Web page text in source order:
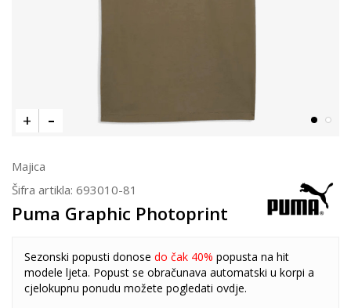
Majica
Šifra artikla: 693010-81
Puma Graphic Photoprint
Sezonski popusti donose do čak 40% popusta na hit
modele ljeta. Popust se obračunava automatski u korpi a
cjelokupnu ponudu možete pogledati ovdje.